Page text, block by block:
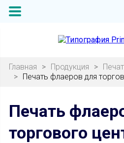
Главная > Продукция >
> Печать флаеров для
Печать
торгового